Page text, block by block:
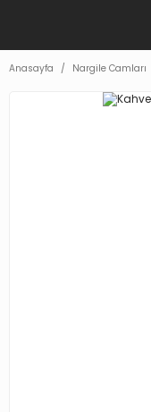
Anasayfa Nargile Camları